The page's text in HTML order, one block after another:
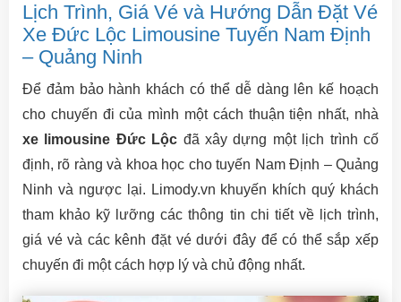
Lịch Trình, Giá Vé và Hướng Dẫn Đặt Vé
Xe Đức Lộc Limousine Tuyến Nam Định
– Quảng Ninh
Để đảm bảo hành khách có thể dễ dàng lên kế hoạch
cho chuyến đi của mình một cách thuận tiện nhất, nhà
xe limousine Đức Lộc đã xây dựng một lịch trình cố
định, rõ ràng và khoa học cho tuyến Nam Định – Quảng
Ninh và ngược lại. Limody.vn khuyến khích quý khách
tham khảo kỹ lưỡng các thông tin chi tiết về lịch trình,
giá vé và các kênh đặt vé dưới đây để có thể sắp xếp
chuyến đi một cách hợp lý và chủ động nhất.